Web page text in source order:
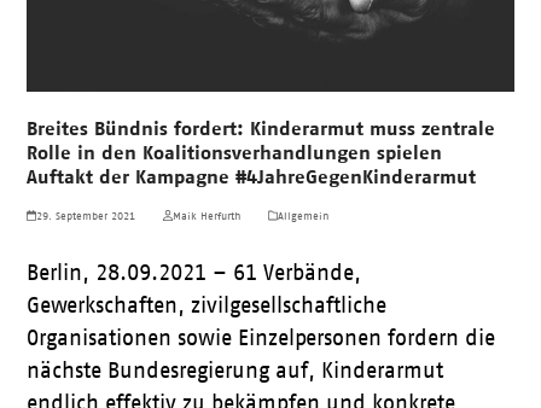
Breites Bündnis fordert: Kinderarmut muss zentrale
Rolle in den Koalitionsverhandlungen spielen
Auftakt der Kampagne #4JahreGegenKinderarmut
29. September 2021 Maik Herfurth Allgemein
Berlin, 28.09.2021 – 61 Verbände,
Gewerkschaften, zivilgesellschaftliche
Organisationen sowie Einzelpersonen fordern die
nächste Bundesregierung auf, Kinderarmut
endlich effektiv zu bekämpfen und konkrete